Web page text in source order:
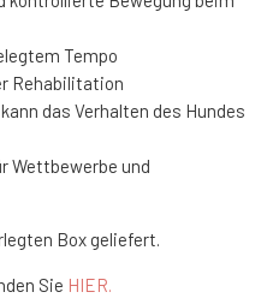
Tempo
Rehabilitation
das Verhalten des Hundes
Wettbewerbe und
Box geliefert.
Sie HIER.